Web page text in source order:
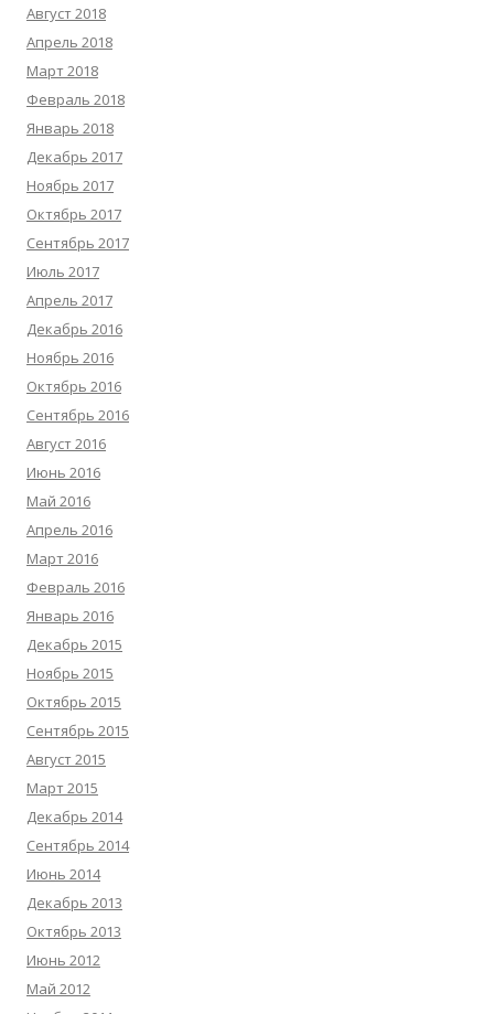
Август 2018
Апрель 2018
Март 2018
Февраль 2018
Январь 2018
Декабрь 2017
Ноябрь 2017
Октябрь 2017
Сентябрь 2017
Июль 2017
Апрель 2017
Декабрь 2016
Ноябрь 2016
Октябрь 2016
Сентябрь 2016
Август 2016
Июнь 2016
Май 2016
Апрель 2016
Март 2016
Февраль 2016
Январь 2016
Декабрь 2015
Ноябрь 2015
Октябрь 2015
Сентябрь 2015
Август 2015
Март 2015
Декабрь 2014
Сентябрь 2014
Июнь 2014
Декабрь 2013
Октябрь 2013
Июнь 2012
Май 2012